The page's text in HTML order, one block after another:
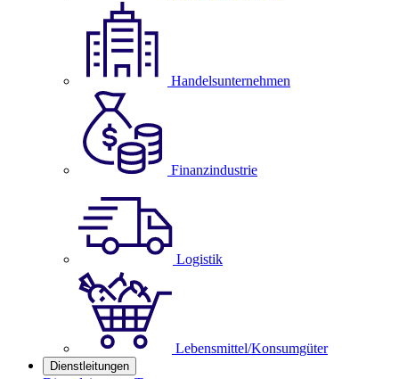
Handelsunternehmen
Finanzindustrie
Logistik
Lebensmittel/Konsumgüter
Dienstleitungen